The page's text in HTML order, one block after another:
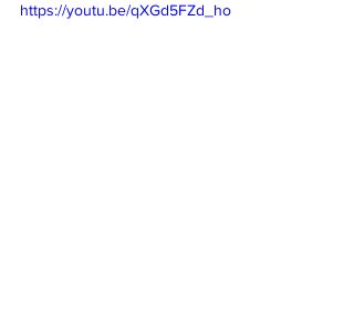
https://youtu.be/qXGd5FZd_ho